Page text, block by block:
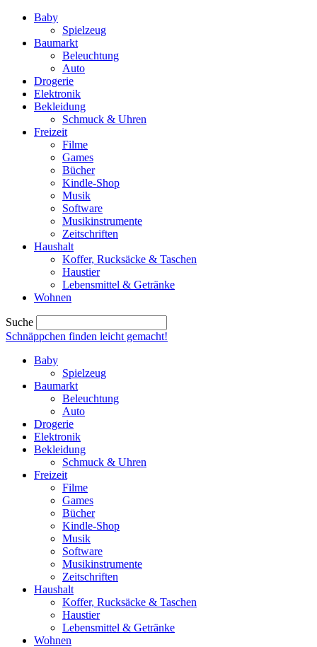
Baby
Spielzeug
Baumarkt
Beleuchtung
Auto
Drogerie
Elektronik
Bekleidung
Schmuck & Uhren
Freizeit
Filme
Games
Bücher
Kindle-Shop
Musik
Software
Musikinstrumente
Zeitschriften
Haushalt
Koffer, Rucksäcke & Taschen
Haustier
Lebensmittel & Getränke
Wohnen
Suche
Schnäppchen finden leicht gemacht!
Baby
Spielzeug
Baumarkt
Beleuchtung
Auto
Drogerie
Elektronik
Bekleidung
Schmuck & Uhren
Freizeit
Filme
Games
Bücher
Kindle-Shop
Musik
Software
Musikinstrumente
Zeitschriften
Haushalt
Koffer, Rucksäcke & Taschen
Haustier
Lebensmittel & Getränke
Wohnen